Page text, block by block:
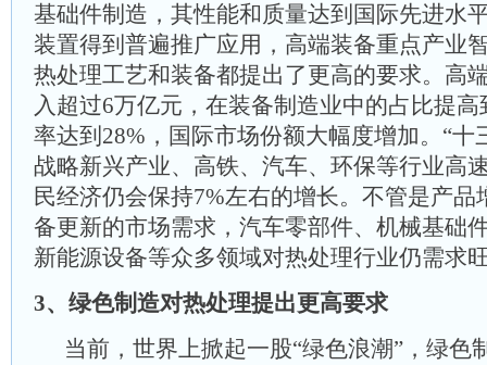
基础件制造，其性能和质量达到国际先进水
装置得到普遍推广应用，高端装备重点产业
热处理工艺和装备都提出了更高的要求。高
入超过6万亿元，在装备制造业中的占比提
率达到28%，国际市场份额大幅度增加。“十
战略新兴产业、高铁、汽车、环保等行业高
民经济仍会保持7%左右的增长。不管是产品
备更新的市场需求，汽车零部件、机械基础
新能源设备等众多领域对热处理行业仍需求
3、绿色制造对热处理提出更高要求
当前，世界上掀起一股“绿色浪潮”，绿色